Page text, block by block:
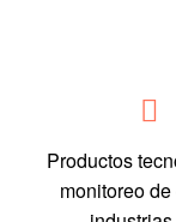
Productos
monitoreo